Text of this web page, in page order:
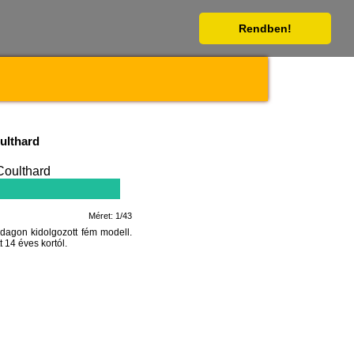
Rendben!
Méret: 1/43
kidolgozott fém modell.
14 éves kortól.